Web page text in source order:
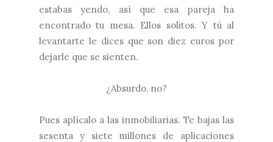
estabas yendo, así que esa pareja ha
encontrado tu mesa. Ellos solitos. Y tú al
levantarte le dices que son diez euros por
dejarle que se sienten.
¿Absurdo, no?
Pues aplícalo a las inmobiliarias. Te bajas las
sesenta y siete millones de aplicaciones